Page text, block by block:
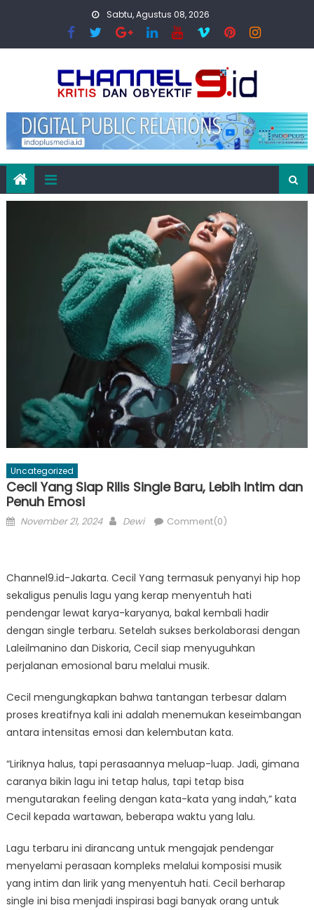
Sabtu, Agustus 08, 2026
Uncategorized
Cecil Yang Siap Rilis Single Baru, Lebih Intim dan
Penuh Emosi
Posted
November 21, 2024 Author
Dewi Comment(0)
Channel9.id-Jakarta. Cecil Yang termasuk penyanyi hip hop
sekaligus penulis lagu yang kerap menyentuh hati
pendengar lewat karya-karyanya, bakal kembali hadir
dengan single terbaru. Setelah sukses berkolaborasi dengan
Laleilmanino dan Diskoria, Cecil siap menyuguhkan
perjalanan emosional baru melalui musik.
Cecil mengungkapkan bahwa tantangan terbesar dalam
proses kreatifnya kali ini adalah menemukan keseimbangan
antara intensitas emosi dan kelembutan kata.
“Liriknya halus, tapi perasaannya meluap-luap. Jadi, gimana
caranya bikin lagu ini tetap halus, tapi tetap bisa
mengutarakan feeling dengan kata-kata yang indah,” kata
Cecil kepada wartawan, beberapa waktu yang lalu.
Lagu terbaru ini dirancang untuk mengajak pendengar
menyelami perasaan kompleks melalui komposisi musik
yang intim dan lirik yang menyentuh hati. Cecil berharap
single ini bisa menjadi inspirasi bagi banyak orang untuk